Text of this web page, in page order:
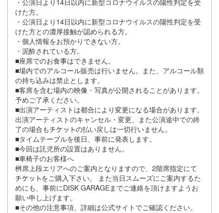
・公演日より14日以内に新型コロナウイルスの陽性判定を受
けた方。
・公演日より14日以内に新型コロナウイルスの陽性判定を受
けた方との濃厚接触が認められる方。
・個人情報をお預かりできない方。
・泥酔されている方。
■座席でのお食事はできません。
■場内でのアルコール販売は行いません。また、アルコール類
の持ち込みは禁止とします。
■客席を含む場内の映像・写真が公開されることがあります。
予めご了承ください。
■出演アーティストは都合により変更になる場合があります。
出演アーティストのキャンセル・変更、また公演途中での終
了の場合も
の払い戻しは一切行いません。
■タイムテーブルを後日、事前に発表します。
■今回は託児所の設置はありません。
■車椅子のお客様へ
桝席上段エリアへのご案内となりますので、2階席指定にて
をご購入下さい。 また当日スムーズにご案内するた
めにも、事前にDISK GARAGEまでご連絡を頂けますようお
願い申し上げます。
■その他の注意事項、詳細は公式サイトでご確認ください。